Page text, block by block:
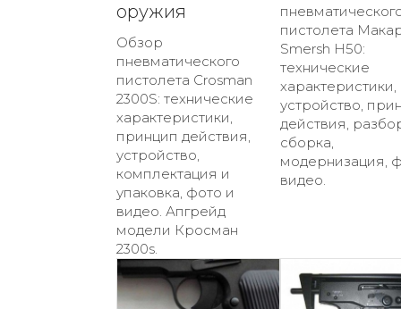
оружия
Обзор
пневматического
пистолета Crosman
2300S: технические
характеристики,
принцип действия,
устройство,
комплектация и
упаковка, фото и
видео. Апгрейд
модели Кросман
2300s.
пистолета
Smersh H50:
технические
характеристики,
устройство,
действия,
сборка,
модернизация,
видео.